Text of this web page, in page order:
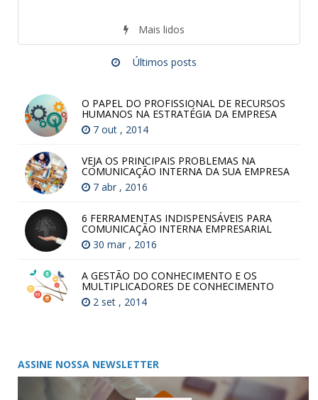
Mais lidos
Últimos posts
O PAPEL DO PROFISSIONAL DE RECURSOS
HUMANOS NA ESTRATÉGIA DA EMPRESA
7 out , 2014
VEJA OS PRINCIPAIS PROBLEMAS NA
COMUNICAÇÃO INTERNA DA SUA EMPRESA
7 abr , 2016
6 FERRAMENTAS INDISPENSÁVEIS PARA
COMUNICAÇÃO INTERNA EMPRESARIAL
30 mar , 2016
A GESTÃO DO CONHECIMENTO E OS
MULTIPLICADORES DE CONHECIMENTO
2 set , 2014
ASSINE NOSSA NEWSLETTER